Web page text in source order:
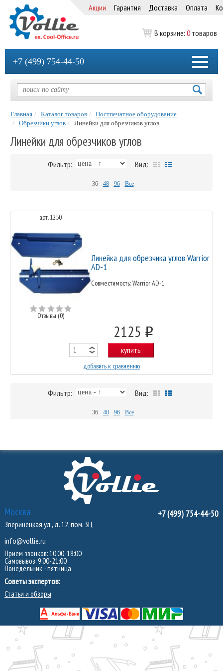
Акции Гарантия Доставка Оплата
В корзине: 0 товаров
+7 (499) 754-44-50
Главная Каталог товаров
Постпечатное оборудование
Обрезчики углов
Линейки для обрезчиков углов
Линейки для обрезчиков углов
Фильтр: Вид:
36 48 96 Все
арт. 1250
Отзывы (0)
Линейка для обрезчика углов Warrior
AD-1
Совместимость: Warrior AD-1
2125 o
купить
добавить к сравнению
Фильтр: Вид:
36 48 96 Все
Москва
Зверинецкая ул., д. 12, пом. 3Ц
info@vollie.ru
Прием звонков: 10:00-18:00
Самовывоз: 9:00-21:00
Понедельник - пятница
Советы экспертов:
Статьи и обзоры
+7 (499) 754-44-50